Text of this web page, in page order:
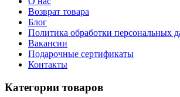
Возврат товара
Блог
Политика обработки персональных
Вакансии
Подарочные сертификаты
Контакты
Категории товаров